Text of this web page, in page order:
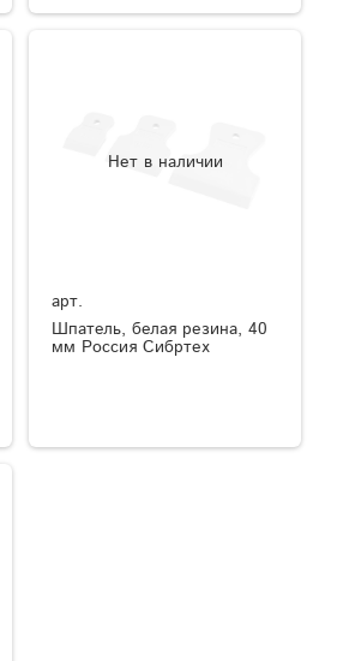
Нет в наличии
арт.
Шпатель, белая резина, 40
мм Россия Сибртех